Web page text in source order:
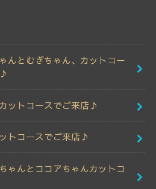
んとむぎちゃん、カットコー
ットコースでご来店♪
トコースでご来店♪
ゃんとココアちゃんカットコ